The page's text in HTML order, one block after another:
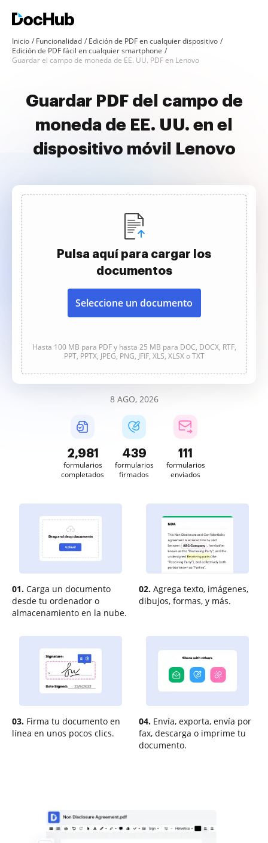
Inicio Funcionalidad
Edición de PDF en cualquier dispositivo
Edición de PDF fácil en cualquier smartphone
Guardar el campo de moneda de EE. UU. PDF en Lenovo
Guardar PDF del campo de
moneda de EE. UU. en el
dispositivo móvil Lenovo
Pulsa aquí para cargar los
documentos
Seleccione un documento
Hasta 100 MB para PDF y hasta 25 MB para DOC, DOCX, RTF,
PPT, PPTX, JPEG, PNG, JFIF, XLS, XLSX o TXT
8 AGO, 2026
2,981
formularios
completados
439
formularios
firmados
111
formularios
enviados
01. Carga un documento
desde tu ordenador o
almacenamiento en la nube.
02. Agrega texto, imágenes,
dibujos, formas, y más.
03. Firma tu documento en
línea en unos pocos clics.
04. Envía, exporta, envía por
fax, descarga o imprime tu
documento.